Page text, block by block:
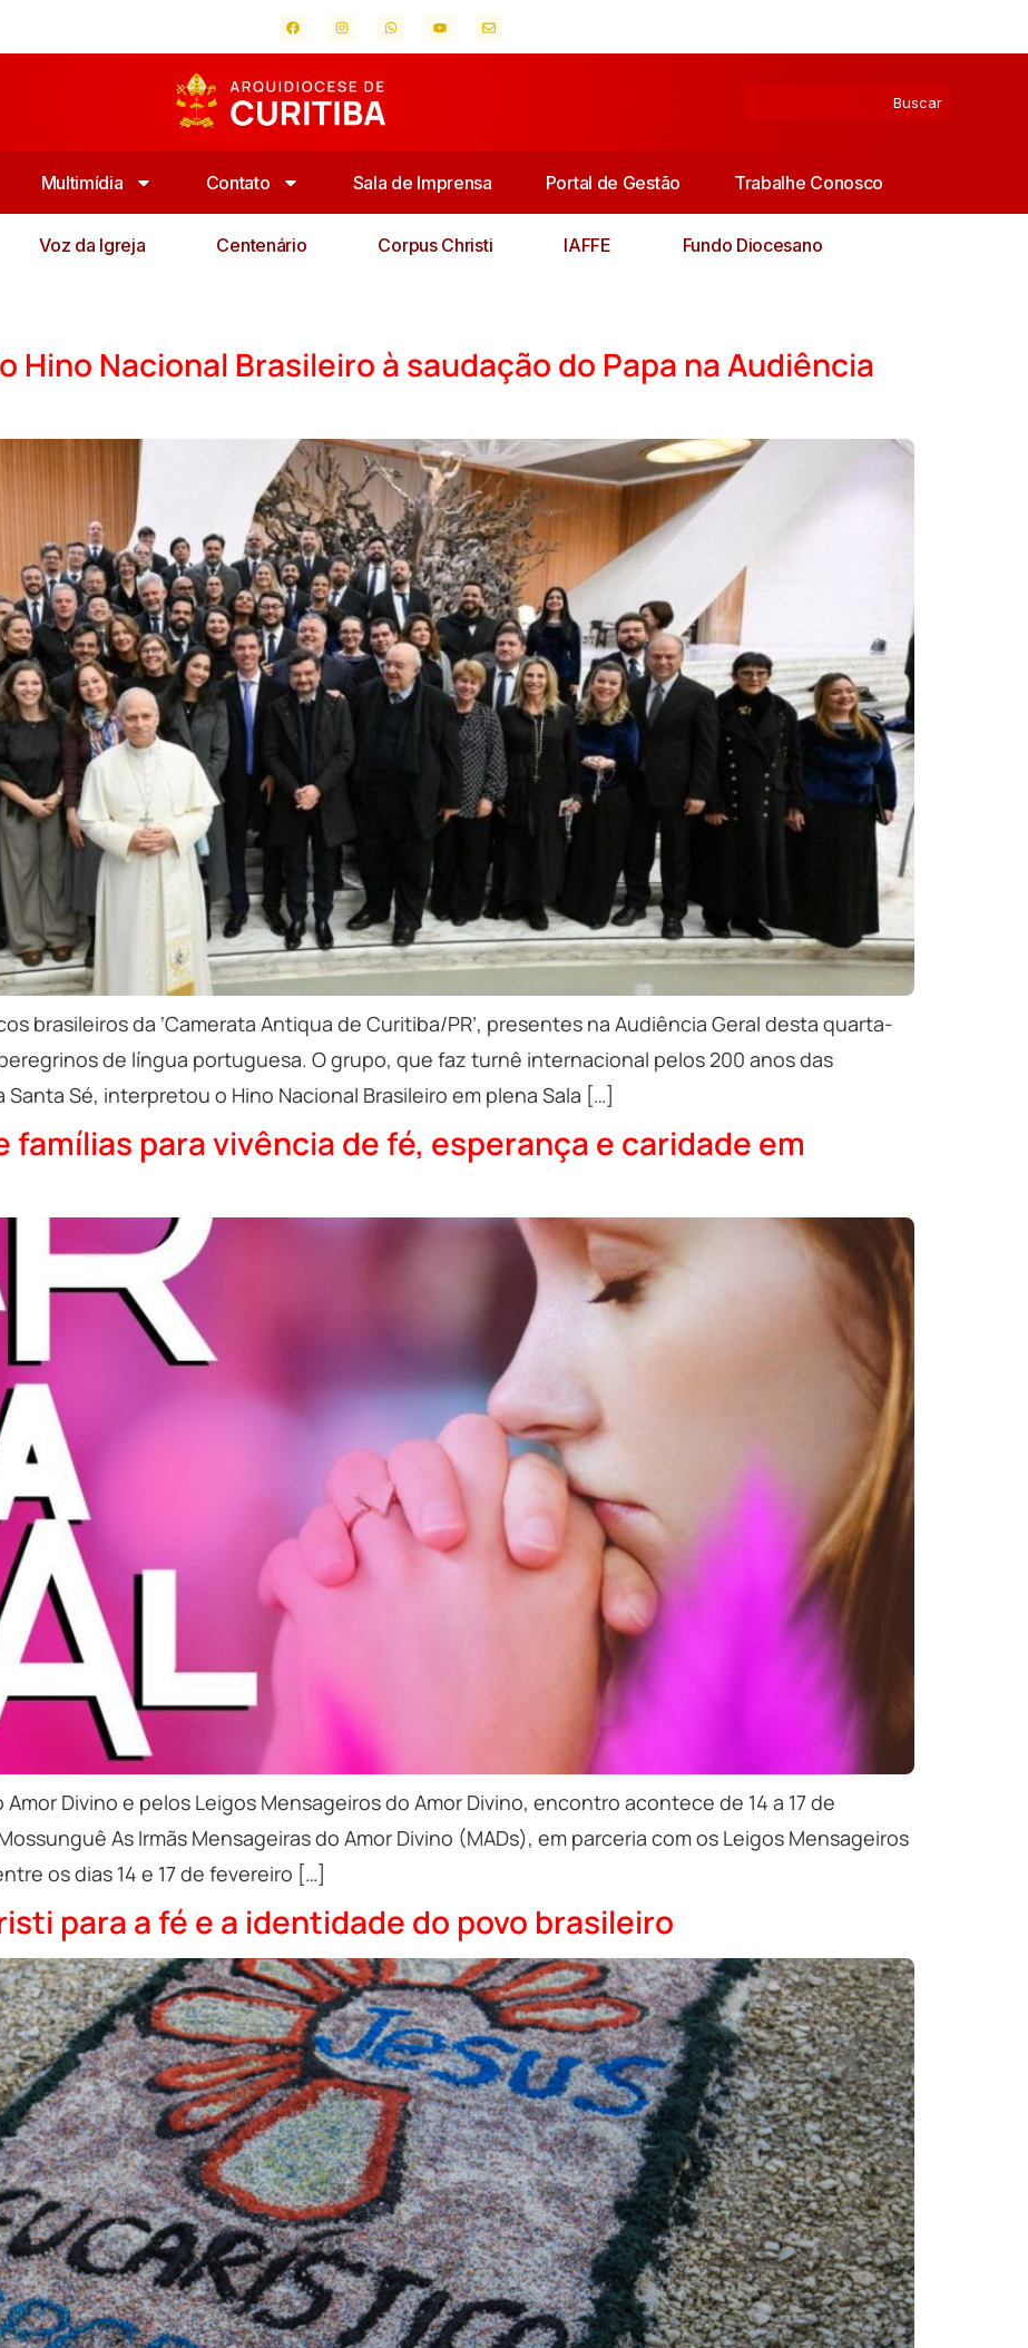
Multimídia Contato Sala de Imprensa Portal de Gestão Trabalhe Conosco
Voz da Igreja Centenário Corpus Christi IAFFE Fundo Diocesano
Hino Nacional Brasileiro à saudação do Papa na Audiência
brasileiros da ‘Camerata Antiqua de Curitiba/PR’, presentes na Audiência Geral desta quarta-
de língua portuguesa. O grupo, que faz turnê internacional pelos 200 anos das
Sé, interpretou o Hino Nacional Brasileiro em plena Sala […]
famílias para vivência de fé, esperança e caridade em
Divino e pelos Leigos Mensageiros do Amor Divino, encontro acontece de 14 a 17 de
As Irmãs Mensageiras do Amor Divino (MADs), em parceria com os Leigos Mensageiros
os dias 14 e 17 de fevereiro […]
para a fé e a identidade do povo brasileiro